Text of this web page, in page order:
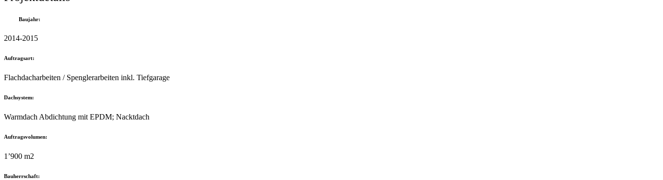
Baujahr:
2014-2015
Auftragsart:
Flachdacharbeiten / Spenglerarbeiten inkl. Tiefgarage
Dachsystem:
Warmdach Abdichtung mit EPDM; Nacktdach
Auftragsvolumen:
1’900 m2
Bauherrschaft: